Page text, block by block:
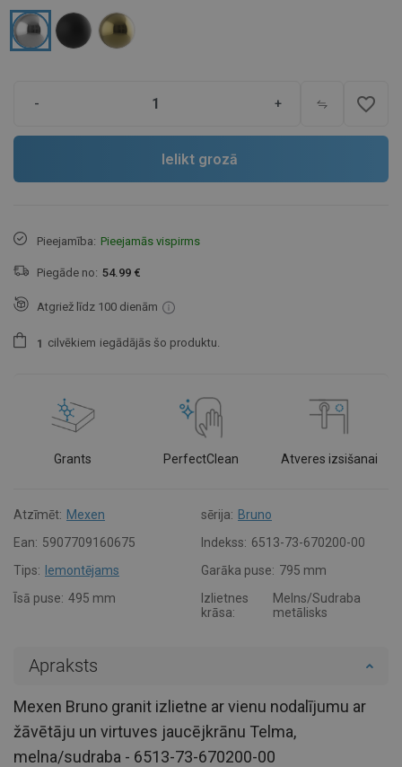
- + favorite_border
Ielikt grozā
Pieejamība: Pieejamās vispirms
Piegāde no: 54.99 €
Atgriež līdz 100 dienām
1 cilvēkiem iegādājās šo produktu.
Grants PerfectClean Atveres izsišanai
Atzīmēt: Mexen sērija: Bruno
Ean: 5907709160675 Indekss: 6513-73-670200-00
Tips:
Iemontējams Garāka puse: 795 mm
Īsā puse: 495 mm
Izlietnes
krāsa:
Melns/Sudraba
metālisks
Apraksts
Mexen Bruno granit izlietne ar vienu nodalījumu ar
žāvētāju un virtuves jaucējkrānu Telma,
melna/sudraba - 6513-73-670200-00